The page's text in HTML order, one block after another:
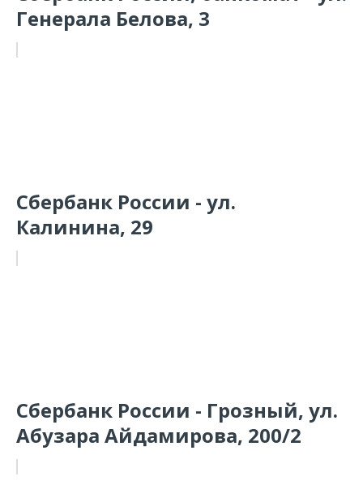
Генерала Белова, 3
Сбербанк России - ул.
Калинина, 29
Сбербанк России - Грозный, ул.
Абузара Айдамирова, 200/2